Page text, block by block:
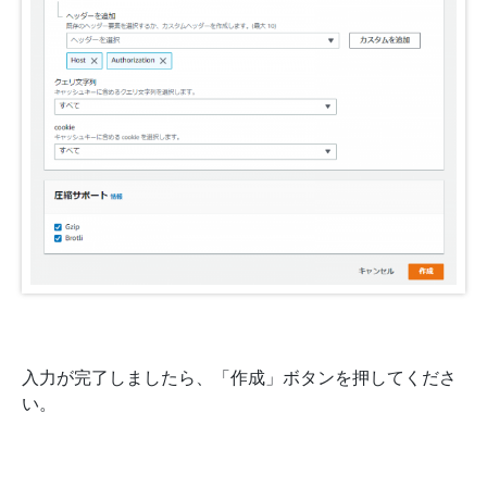
入力が完了しましたら、「作成」ボタンを押してくださ
い。